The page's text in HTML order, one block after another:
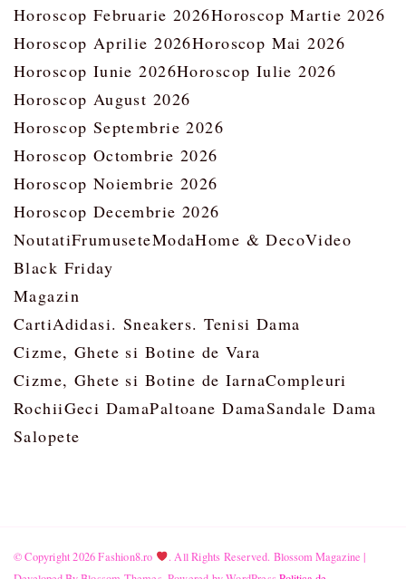
Horoscop Februarie 2026Horoscop Martie 2026
Horoscop Aprilie 2026Horoscop Mai 2026
Horoscop Iunie 2026Horoscop Iulie 2026
Horoscop August 2026
Horoscop Septembrie 2026
Horoscop Octombrie 2026
Horoscop Noiembrie 2026
Horoscop Decembrie 2026
NoutatiFrumuseteModaHome & DecoVideo
Black Friday
Magazin
CartiAdidasi. Sneakers. Tenisi Dama
Cizme, Ghete si Botine de Vara
Cizme, Ghete si Botine de IarnaCompleuri
RochiiGeci DamaPaltoane DamaSandale Dama
Salopete
© Copyright 2026Fashion8.ro . All Rights Reserved. Blossom Magazine |